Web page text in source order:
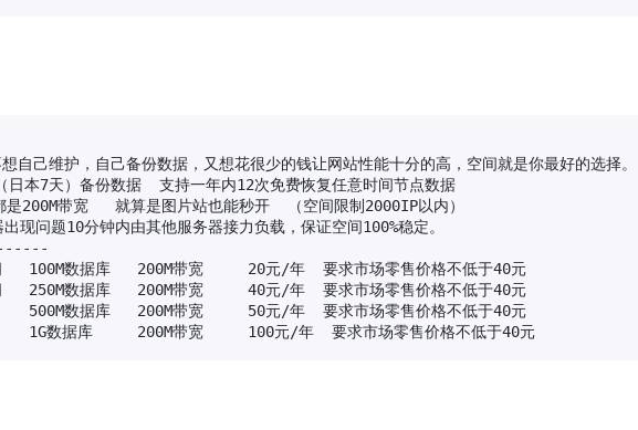
自己维护，自己备份数据，又想花很少的钱让网站性能十分的高，空间就是你最好的选择。
日本7天）备份数据  支持一年内12次免费恢复任意时间节点数据
200M带宽   就算是图片站也能秒开  （空间限制2000IP以内）
现问题10分钟内由其他服务器接力负载，保证空间100%稳定。
100M数据库   200M带宽     20元/年  要求市场零售价格不低于40元
250M数据库   200M带宽     40元/年  要求市场零售价格不低于40元
500M数据库   200M带宽     50元/年  要求市场零售价格不低于40元
1G数据库     200M带宽     100元/年  要求市场零售价格不低于40元